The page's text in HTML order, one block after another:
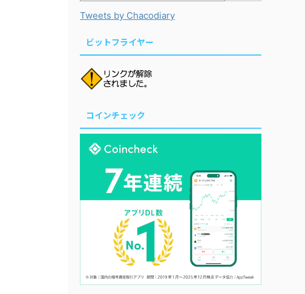
Tweets by Chacodiary
ビットフライヤー
コインチェック